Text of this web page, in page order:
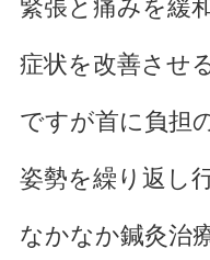
症状を改善させ
ですが首に負担
姿勢を繰り返し
なかなか鍼灸治